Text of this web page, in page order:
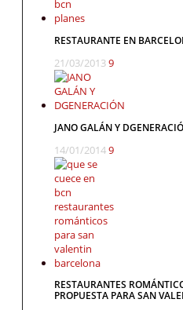
RESTAURANTE EN
21/03/20139
JANO GALÁN Y
14/01/20149
RESTAURANTES
PROPUESTA PARA SAN